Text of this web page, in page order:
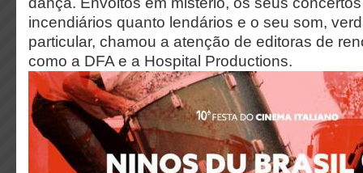
incendiários quanto lendários e o seu som,
particular, chamou a atenção de editoras de
como a DFA e a Hospital Productions.